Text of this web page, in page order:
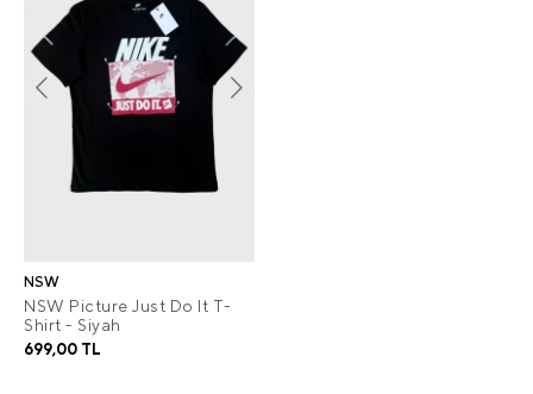
NSW
NSW Picture Just Do It T-
Shirt - Siyah
699,00 TL